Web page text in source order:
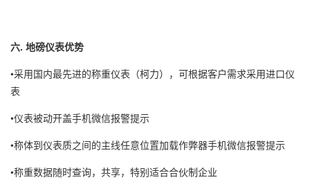
六. 地磅仪表优势
•采用国内最先进的称重仪表（柯力），可根据客户需求采用进口仪
表
•仪表被动开盖手机微信报警提示
•称体到仪表质之间的主线任意位置加载作弊器手机微信报警提示
•称重数据随时查询，共享，特别适合合伙制企业